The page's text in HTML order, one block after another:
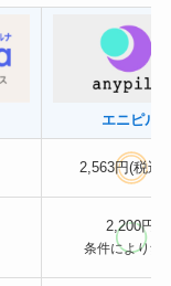
エニピル
2,563円(税込)
2,200円
条件により無